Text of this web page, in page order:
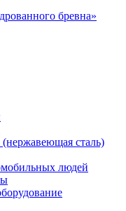
бревна»
сталь)
людей